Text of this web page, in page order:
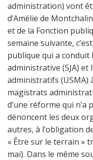
administration) vont
d’Amélie de
et de la Fonction
semaine suivante,
publique qui a conduit
administrative (SJA) et
administratifs (USMA)
magistrats
d’une réforme qui n’a
dénoncent les deux
autres, à l’obligation
« Être sur le terrain »
mai). Dans le même